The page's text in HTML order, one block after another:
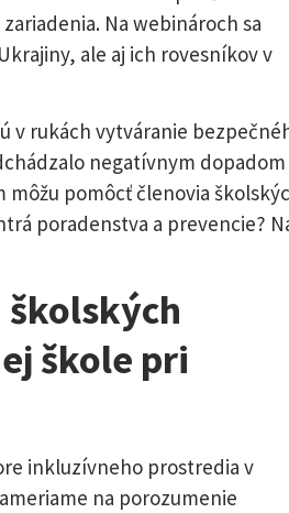
Na webinároch sa
ale aj ich rovesníkov v
v rukách vytváranie
negatívnym dopadom
môžu pomôcť členovia
poradenstva a prevencie?
školských
škole pri
inkluzívneho prostredia v
na porozumenie